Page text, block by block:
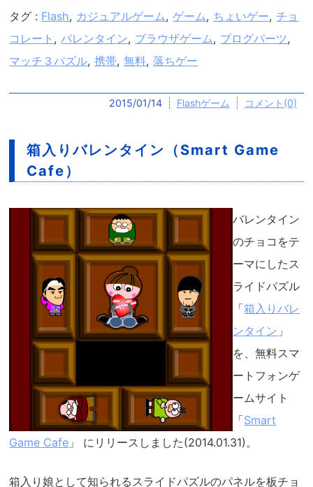
タグ : Flash, カジュアルゲーム,ゲーム, ちょいゲー, チョ
コレート ,バレンタイン, ブラウザゲーム, ブログパーツ,
マッチ３パズル,携帯,無料,落ちゲー
2015/01/14 Flashゲーム コメント(0)
箱入りバレンタイン（Smart Game
Cafe）
バレンタイン
のチョコをテ
ーマにしたス
ライドパズル
「箱入りバレ
ンタイン 」
を、無料スマ
ートフォンゲ
ームサイト
「Smart
Game Cafe 」 にリリースしました(2014.01.31)。
箱入り娘として知られるスライドパズルのパネルを板チョ